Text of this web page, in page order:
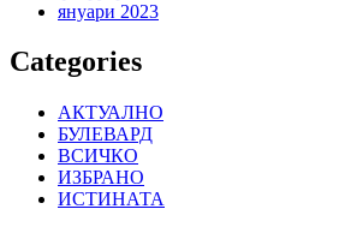
януари 2023
Categories
АКТУАЛНО
БУЛЕВАРД
ВСИЧКО
ИЗБРАНО
ИСТИНАТА